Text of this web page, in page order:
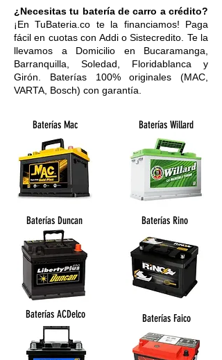
¿Necesitas tu batería de carro a crédito?
¡En TuBateria.co te la financiamos! Paga
fácil en cuotas con Addi o Sistecredito. Te la
llevamos a Domicilio en Bucaramanga,
Barranquilla, Soledad, Floridablanca y
Girón. Baterías 100% originales (MAC,
VARTA, Bosch) con garantía.
Baterías Mac
Baterías Duncan
Baterías ACDelco
Baterías Willard
Baterías Rino
Baterías Faico